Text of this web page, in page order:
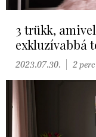
3 trükk,
exkluzívabbá
2023.07.30. 2